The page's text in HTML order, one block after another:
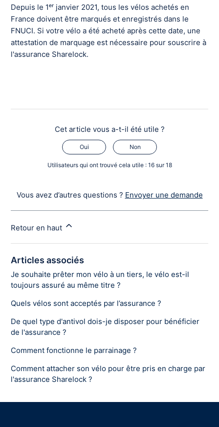
Depuis le 1ᵉʳ janvier 2021, tous les vélos achetés en
France doivent être marqués et enregistrés dans le
FNUCI. Si votre vélo a été acheté après cette date, une
attestation de marquage est nécessaire pour souscrire à
l'assurance Sharelock.
Cet article vous a-t-il été utile ?
Oui Non
Utilisateurs qui ont trouvé cela utile : 16 sur 18
Vous avez d’autres questions ? Envoyer une demande
Retour en haut
Articles associés
Je souhaite prêter mon vélo à un tiers, le vélo est-il
toujours assuré au même titre ?
Quels vélos sont acceptés par l’assurance ?
De quel type d'antivol dois-je disposer pour bénéficier
de l'assurance ?
Comment fonctionne le parrainage ?
Comment attacher son vélo pour être pris en charge par
l'assurance Sharelock ?